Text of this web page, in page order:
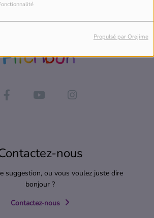
Propulsé par Orejime
nous
suggestion, ou vous voulez juste dire
bonjour ?
Contactez-nous